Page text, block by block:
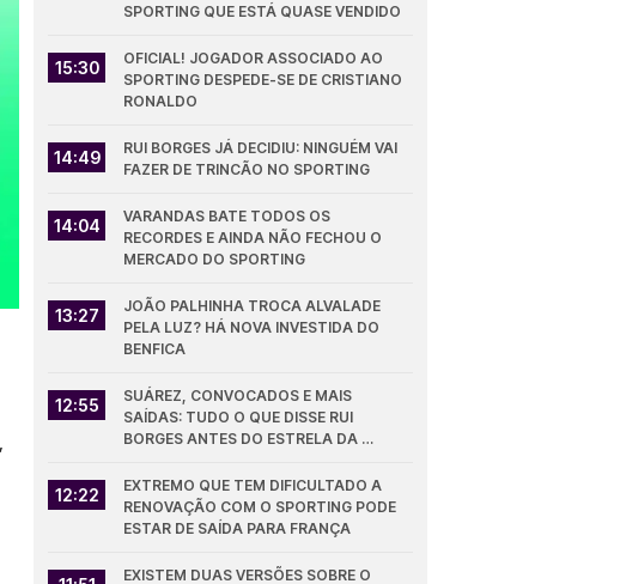
SPORTING QUE ESTÁ QUASE VENDIDO
15:30
OFICIAL! JOGADOR ASSOCIADO AO
SPORTING DESPEDE-SE DE CRISTIANO
RONALDO
14:49
RUI BORGES JÁ DECIDIU: NINGUÉM VAI
FAZER DE TRINCÃO NO SPORTING
14:04
VARANDAS BATE TODOS OS
RECORDES E AINDA NÃO FECHOU O
MERCADO DO SPORTING
13:27
JOÃO PALHINHA TROCA ALVALADE
PELA LUZ? HÁ NOVA INVESTIDA DO
BENFICA
12:55
SUÁREZ, CONVOCADOS E MAIS
SAÍDAS: TUDO O QUE DISSE RUI
BORGES ANTES DO ESTRELA DA
12:22
EXTREMO QUE TEM DIFICULTADO A
RENOVAÇÃO COM O SPORTING PODE
ESTAR DE SAÍDA PARA FRANÇA
EXISTEM DUAS VERSÕES SOBRE O